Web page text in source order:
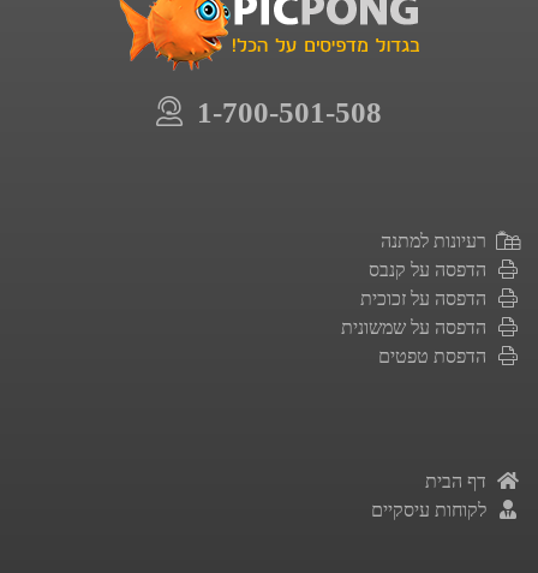
1-700-501-508
רעיונות למתנה
הדפסה על קנבס
הדפסה על זכוכית
הדפסה על שמשונית
הדפסת טפטים
דף הבית
לקוחות עיסקיים